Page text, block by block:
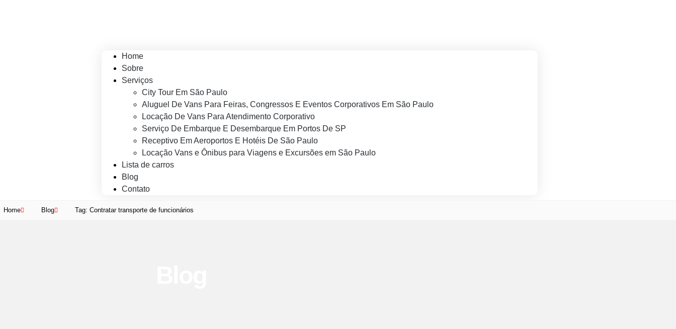
Home
Sobre
Serviços
City Tour Em São Paulo
Aluguel De Vans Para Feiras, Congressos E Eventos Corporativos Em São Paulo
Locação De Vans Para Atendimento Corporativo
Serviço De Embarque E Desembarque Em Portos De SP
Receptivo Em Aeroportos E Hotéis De São Paulo
Locação Vans e Ônibus para Viagens e Excursões em São Paulo
Lista de carros
Blog
Contato
Home Blog Tag: Contratar transporte de funcionários